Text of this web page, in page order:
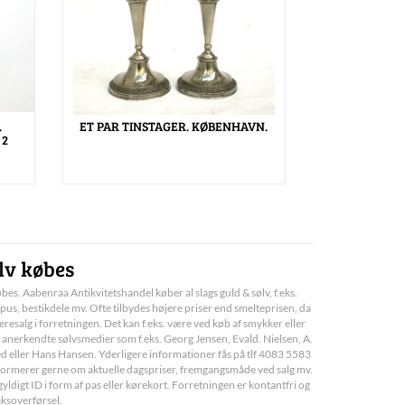
ET PAR TINSTAGER. KØBENHAVN.
købes
Aabenraa Antikvitetshandel køber al slags guld & sølv, f.eks.
bestikdele mv. Ofte tilbydes højere priser end smelteprisen, da
i forretningen. Det kan f.eks. være ved køb af smykker eller
sølvsmedier som f.eks. Georg Jensen, Evald. Nielsen, A.
eller Hans Hansen. Yderligere informationer fås på tlf 4083 5583
gerne om aktuelle dagspriser, fremgangsmåde ved salg mv.
ID i form af pas eller kørekort. Forretningen er kontantfri og